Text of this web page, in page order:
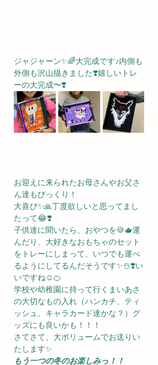
ジャジャーン✨🌈大完成です♪内側も
外側も沢山描きました❣️嬉しいトレ
ーの大完成〜❣️
お迎えに来られたお母さんやお父さ
ん達もびっくり！
大喜び✨🙏丁度欲しいと思ってまし
たって😂❣️
子供達に聞いたら、おやつを🍪🫖運
んだり、大好きなおもちゃのセット
をトレーにしまって、いつでも運べ
るようにしてるんだそうです✨☃️❣️い
いですね☺️🍊
学校や幼稚園に持って行くまいあさ
の大切なもの入れ（ハンカチ、ティ
ッシュ、キャラカード達かな？）グ
ッズにも良いかも！！！
さてさて、大ボリュームでお送りい
たします✨
もう一つの冬のお楽しみっ！！